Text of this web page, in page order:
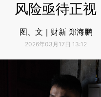
风险亟待正视
图、文｜财新 郑海鹏
2026年03月17日 13:12